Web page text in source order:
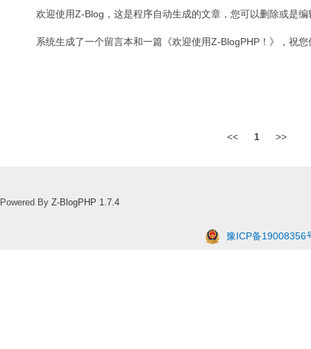
欢迎使用Z-Blog，这是程序自动生成的文章，您可以删除或是编
系统生成了一个留言本和一篇《欢迎使用Z-BlogPHP！》，祝
<< 1 >>
Powered By Z-BlogPHP 1.7.4
豫ICP备19008356